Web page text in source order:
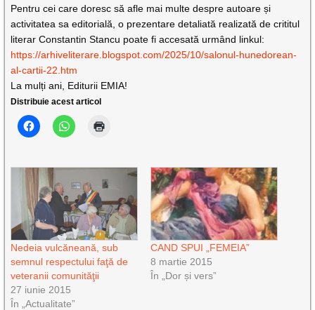
Pentru cei care doresc să afle mai multe despre autoare și
activitatea sa editorială, o prezentare detaliată realizată de crititul
literar Constantin Stancu poate fi accesată urmând linkul:
https://arhiveliterare.blogspot.com/2025/10/salonul-hunedorean-
al-cartii-22.htm
La mulți ani, Editurii EMIA!
Distribuie acest articol
Nedeia vulcăneană, sub
semnul respectului faţă de
veteranii comunităţii
27 iunie 2015
În „Actualitate”
CAND SPUI „FEMEIA”
8 martie 2015
În „Dor și vers”